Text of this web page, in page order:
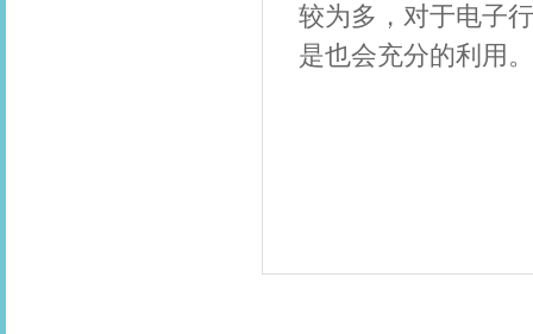
较为多，对于电子
是也会充分的利用。